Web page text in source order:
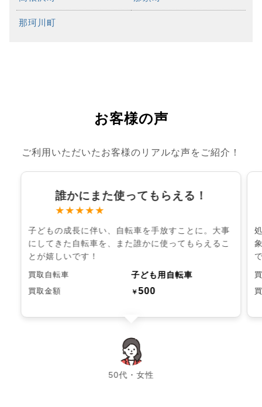
那珂川町
お客様の声
ご利用いただいたお客様のリアルな声をご紹介！
誰かにまた使ってもらえる！
★★★★★
子どもの成長に伴い、自転車を手放すことに。大事
にしてきた自転車を、また誰かに使ってもらえるこ
とが嬉しいです！
買取自転車 子ども用自転車
買取金額 ￥500
50代・女性
chevron_left chevron_right